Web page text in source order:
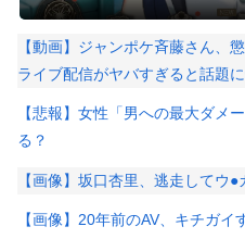
【動画】ジャンポケ斉藤さん、
ライブ配信がヤバすぎると話題
【悲報】女性「男への最大ダ
る？
【画像】坂口杏里、逃走してウ
【画像】20年前のAV、キチガイ